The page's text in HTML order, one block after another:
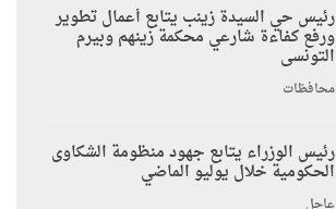
رئيس حي السيدة زينب يتابع أعمال تطوير
ورفع كفاءة شارعي محكمة زينهم وبيرم
التونسى
محافظات
رئيس الوزراء يتابع جهود منظومة الشكاوى
الحكومية خلال يوليو الماضي